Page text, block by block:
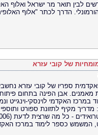
לבין תואר מר ישראל ואלוף
הדרך לכתר "אלוף
של קובי עזרא
ספריו של קובי עזרא
האקדמי לוינסקי-וינגייט
(2005): מדריך מקיף לתזונת
המשמש כספר לימוד במרכז